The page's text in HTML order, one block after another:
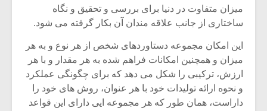
میزان متفاوت در دنیا برای بررسی و تحقیق و نگاه
ساختاری از جانب علاقه مندان آن بکار گرفته می شود.
این امکان مجموعه دستاوردهای شخص از هر نوع و به هر
میزان و همچنین امکانات فراهم شده به هر مقدار و با هر
ارزش، ترکیبی را شکل می دهد که برای چگونگی عملکرد
و نحوه ارائه تولیدات خود با هر عنوان، روش های خود را
داراست، همان طور که هر مجموعه ایی دارای این قواعد